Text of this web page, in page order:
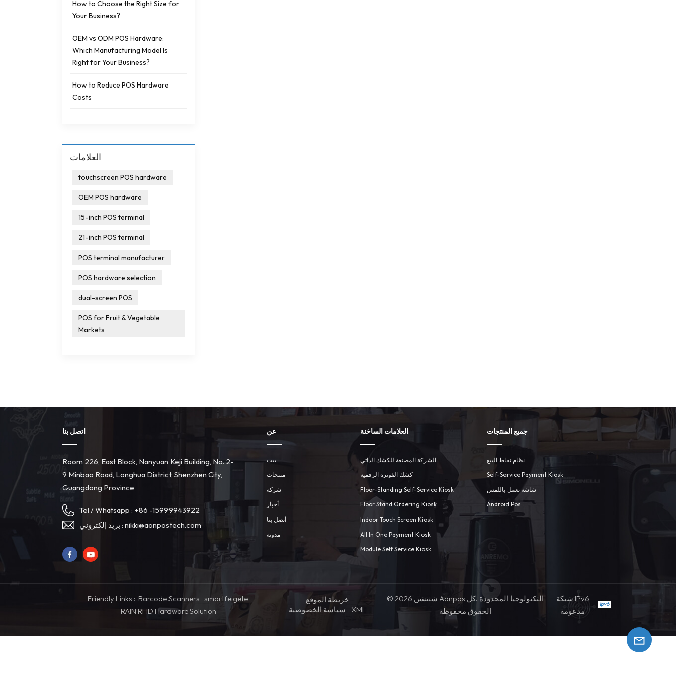
How to Choose the Right Size for
Your Business?
OEM vs ODM POS Hardware:
Which Manufacturing Model Is
Right for Your Business?
How to Reduce POS Hardware
Costs
العلامات
touchscreen POS hardware
OEM POS hardware
15-inch POS terminal
21-inch POS terminal
POS terminal manufacturer
POS hardware selection
dual-screen POS
POS for Fruit & Vegetable
Markets
اتصل بنا
Room 226, East Block, Nanyuan Keji Building, No. 2-
9 Minbao Road, Longhua District, Shenzhen City,
Guangdong Province
Tel / Whatsapp : +86 -15999943922
بريد إلكتروني :nikki@aonpostech.com
عن
بيت
منتجات
شركة
أخبار
أتصل بنا
مدونة
العلامات الساخنة
الشركة المصنعة للكشك الذاتي
كشك الفوترة الرقمية
Floor-Standing Self-Service Kiosk
Floor Stand Ordering Kiosk
Indoor Touch Screen Kiosk
All In One Payment Kiosk
Module Self Service Kiosk
جميع المنتجات
نظام نقاط البيع
Self-Service Payment Kiosk
شاشة تعمل باللمس
Android Pos
Friendly Links : Barcode Scanners smartfeigete
RAIN RFID Hardware Solution
خريطة الموقع
سياسة الخصوصية
XML
© 2026 شنتشن Aonpos التكنولوجيا المحدودة .كل
الحقوق محفوظة
شبكة IPv6
مدعومة